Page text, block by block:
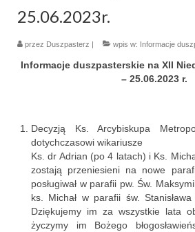
Piszą o nas
Remont kościoła
Duszpasterze
Nasz patron
Kościół Rektoracki
Vademecum
25.06.2023r.
przez Duszpasterz wpis w: Informacje
Informacje duszpasterskie na XII
– 25.06.2023 r.
Decyzją Ks. Arcybiskupa
dotychczasowi wikariusze
Ks. dr Adrian (po 4 latach) i Ks.
zostają przeniesieni na nowe
posługiwał w parafii pw. Św.
ks. Michał w parafii św.
Dziękujemy im za wszystkie lata
życzymy im Bożego